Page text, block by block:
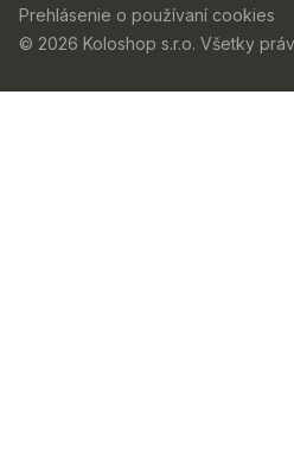
Prehlásenie o používaní cookies
© 2026 Koloshop s.r.o. Všetky